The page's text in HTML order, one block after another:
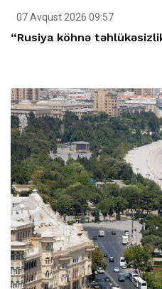
07 Avqust 2026 09:57
“Rusiya köhnə